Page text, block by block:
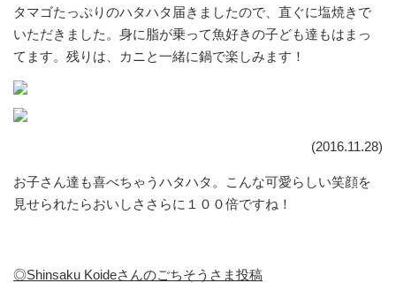
タマゴたっぷりのハタハタ届きましたので、直ぐに塩焼きで
いただきました。身に脂が乗って魚好きの子ども達もはまっ
てます。残りは、カニと一緒に鍋で楽しみます！
(2016.11.28)
お子さん達も喜べちゃうハタハタ。こんな可愛らしい笑顔を
見せられたらおいしささらに１００倍ですね！
◎Shinsaku Koideさんのごちそうさま投稿